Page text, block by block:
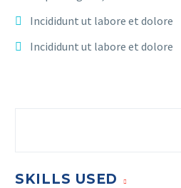
Incididunt ut labore et dolore
Incididunt ut labore et dolore
SKILLS USED